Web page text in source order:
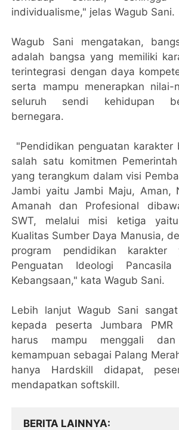
individualisme," jelas Wagub Sani.
Wagub Sani mengatakan,
adalah bangsa yang memiliki
terintegrasi dengan daya
serta mampu menerapkan
seluruh sendi kehidupan
bernegara.
"Pendidikan penguatan karakter
salah satu komitmen
yang terangkum dalam visi
Jambi yaitu Jambi Maju, Aman,
Amanah dan Profesional
SWT, melalui misi ketiga yaitu
Kualitas Sumber Daya Manusia,
program pendidikan karakter
Penguatan Ideologi
Kebangsaan," kata Wagub Sani.
Lebih lanjut Wagub Sani sangat
kepada peserta Jumbara PMR
harus mampu menggali dan
kemampuan sebagai Palang
hanya Hardskill didapat,
mendapatkan softskill.
BERITA LAINNYA